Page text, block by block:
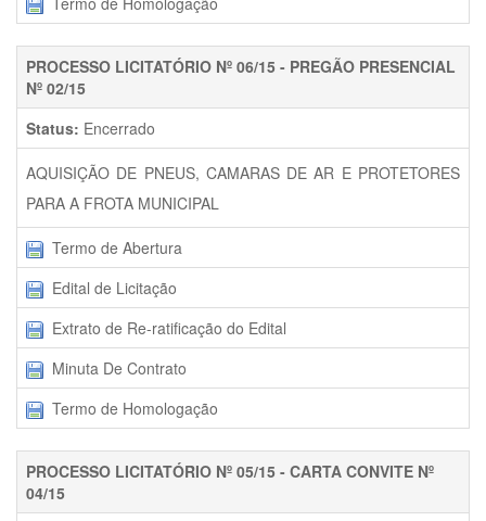
PROCESSO LICITATÓRIO Nº 06/15 - PREGÃO PRESENCIAL
Nº 02/15
Status: Encerrado
AQUISIÇÃO DE PNEUS, CAMARAS DE AR E PROTETORES
PARA A FROTA MUNICIPAL
Termo de Abertura
Edital de Licitação
Extrato de Re-ratificação do Edital
Minuta De Contrato
Termo de Homologação
PROCESSO LICITATÓRIO Nº 05/15 - CARTA CONVITE Nº
04/15